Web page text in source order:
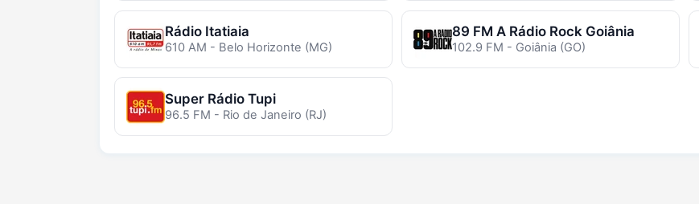
Rádio Itatiaia
610 AM - Belo Horizonte (MG)
89 FM A Rádio Rock Goiânia
102.9 FM - Goiânia (GO)
Super Rádio Tupi
96.5 FM - Rio de Janeiro (RJ)